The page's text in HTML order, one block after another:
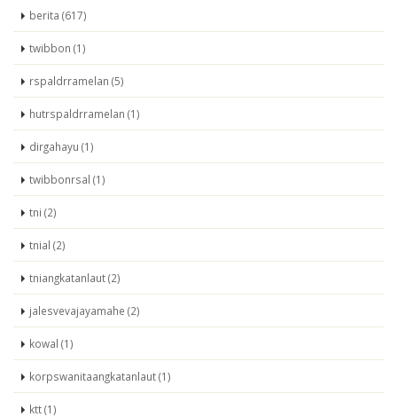
berita (617)
twibbon (1)
rspaldrramelan (5)
hutrspaldrramelan (1)
dirgahayu (1)
twibbonrsal (1)
tni (2)
tnial (2)
tniangkatanlaut (2)
jalesvevajayamahe (2)
kowal (1)
korpswanitaangkatanlaut (1)
ktt (1)